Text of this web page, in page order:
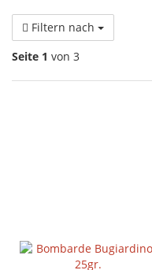
Filtern nach
Seite 1 von 3